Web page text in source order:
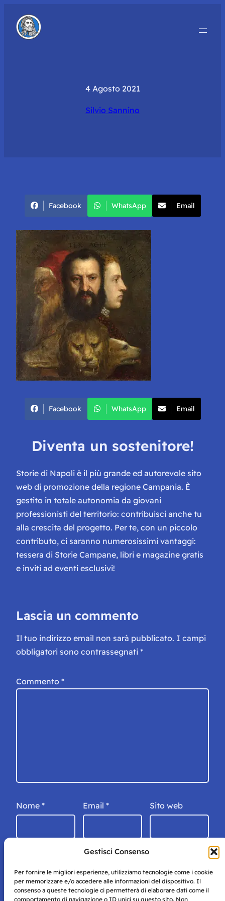
Gestisci Consenso
Per fornire le migliori esperienze, utilizziamo tecnologie come i cookie
per memorizzare e/o accedere alle informazioni del dispositivo. Il
consenso a queste tecnologie ci permetterà di elaborare dati come il
comportamento di navigazione o ID unici su questo sito. Non
4 Agosto 2021
Silvio Sannino
Facebook WhatsApp Email
Facebook WhatsApp Email
Diventa un sostenitore!
Storie di Napoli è il più grande ed autorevole sito
web di promozione della regione Campania. È
gestito in totale autonomia da giovani
professionisti del territorio: contribuisci anche tu
alla crescita del progetto. Per te, con un piccolo
contributo, ci saranno numerosissimi vantaggi:
tessera di Storie Campane, libri e magazine gratis
e inviti ad eventi esclusivi!
Lascia un commento
Il tuo indirizzo email non sarà pubblicato. I campi
obbligatori sono contrassegnati *
Commento *
Nome * Email * Sito web